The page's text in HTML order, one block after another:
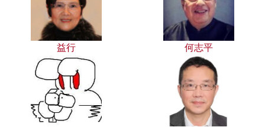
益行 何志平